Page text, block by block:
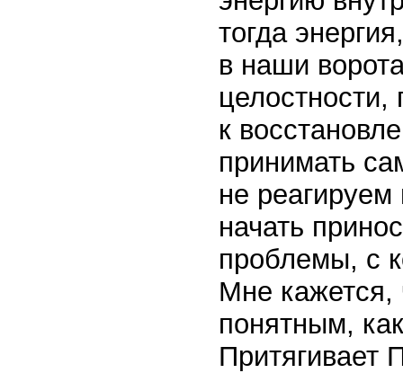
тогда
в наши
целостности,
к
принимать
не
начать
проблемы, с
Мне кажется,
понятным,
Притягивает